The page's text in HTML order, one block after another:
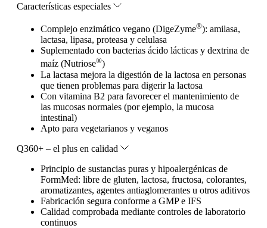
Características especiales
Complejo enzimático vegano (DigeZyme®): amilasa,
lactasa, lipasa, proteasa y celulasa
Suplementado con bacterias ácido lácticas y dextrina de
maíz (Nutriose®)
La lactasa mejora la digestión de la lactosa en personas
que tienen problemas para digerir la lactosa
Con vitamina B2 para favorecer el mantenimiento de
las mucosas normales (por ejemplo, la mucosa
intestinal)
Apto para vegetarianos y veganos
Q360+ – el plus en calidad
Principio de sustancias puras y hipoalergénicas de
FormMed: libre de gluten, lactosa, fructosa, colorantes,
aromatizantes, agentes antiaglomerantes u otros aditivos
Fabricación segura conforme a GMP e IFS
Calidad comprobada mediante controles de laboratorio
continuos